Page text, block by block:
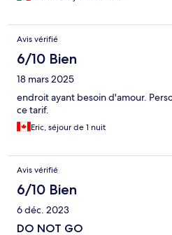
Avis vérifié
6/10 Bien
18 mars 2025
endroit ayant besoin d'amour.
ce tarif.
Eric, séjour de 1 nuit
Avis vérifié
6/10 Bien
6 déc. 2023
DO NOT GO